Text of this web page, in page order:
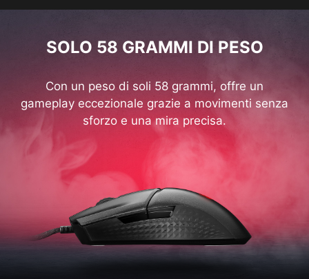
SOLO 58 GRAMMI DI PESO
Con un peso di soli 58 grammi, offre un
gameplay eccezionale grazie a movimenti senza
sforzo e una mira precisa.